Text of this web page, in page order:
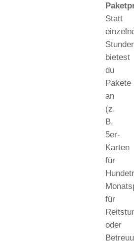
Statt
bietest
du
Pakete
an
(z.
B.
5er-
Karten
für
für
oder